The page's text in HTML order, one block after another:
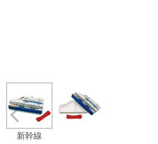
新幹線
Prev